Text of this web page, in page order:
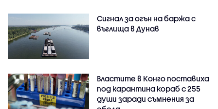
Сигнал за огън на баржа с
въглища в Дунав
Властите в Конго поставиха
под карантина кораб с 255
души заради съмнения за